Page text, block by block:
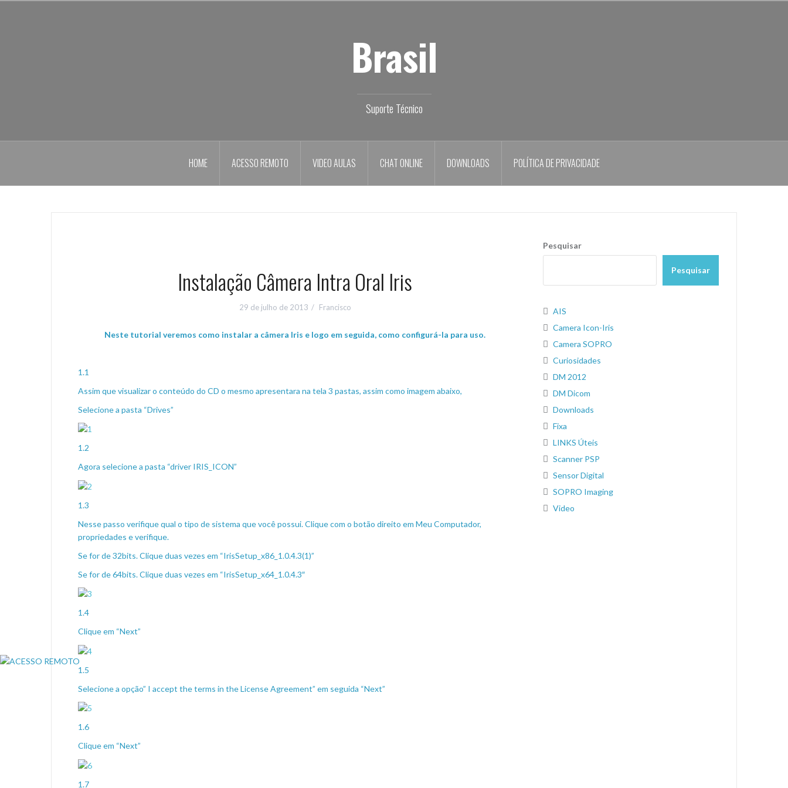
Brasil
Suporte Técnico
HOME ACESSO REMOTO VIDEO AULAS CHAT ONLINE DOWNLOADS POLÍTICA DE PRIVACIDADE
Instalação Câmera Intra Oral Iris
29 de julho de 2013 Francisco
Neste tutorial veremos como instalar a câmera Iris e logo em seguida, como configurá-la para uso.
1.1
Assim que visualizar o conteúdo do CD o mesmo apresentara na tela 3 pastas, assim como imagem abaixo,
Selecione a pasta “Drives”
1.2
Agora selecione a pasta “driver IRIS_ICON”
1.3
Nesse passo verifique qual o tipo de sistema que você possui. Clique com o botão direito em Meu Computador,
propriedades e verifique.
Se for de 32bits. Clique duas vezes em “IrisSetup_x86_1.0.4.3(1)”
Se for de 64bits. Clique duas vezes em “IrisSetup_x64_1.0.4.3″
1.4
Clique em “Next”
1.5
Selecione a opção” I accept the terms in the License Agreement” em seguida “Next”
1.6
Clique em “Next”
1.7
Pesquisar
Pesquisar
AIS
Camera Icon-Iris
Camera SOPRO
Curiosidades
DM 2012
DM Dicom
Downloads
Fixa
LINKS Úteis
Scanner PSP
Sensor Digital
SOPRO Imaging
Video